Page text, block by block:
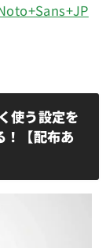
使う設定を
！【配布あ